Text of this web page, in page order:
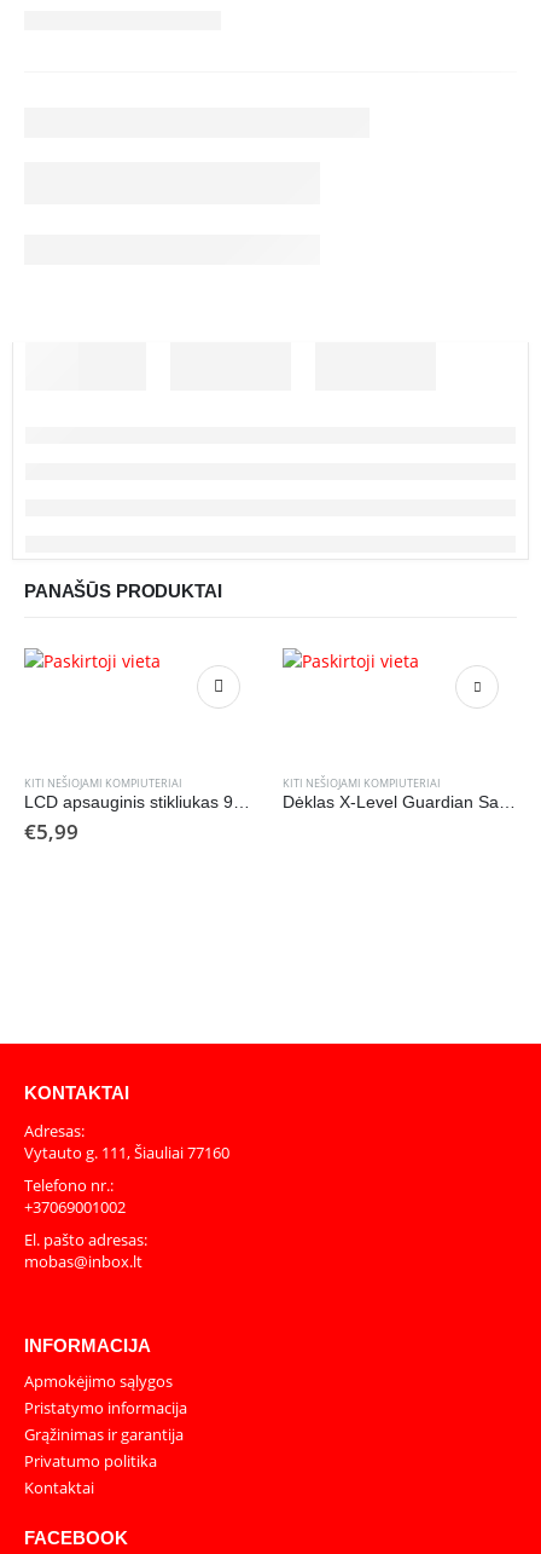
PANAŠŪS PRODUKTAI
KITI NEŠIOJAMI KOMPIUTERIAI
LCD apsauginis stikliukas 9H Samsung A536 A53 5G
€5,99
KITI NEŠIOJAMI KOMPIUTERIAI
Dėklas X-Level Guardian Samsung S928 S24 Ultra juodas
KONTAKTAI
Adresas:
Vytauto g. 111, Šiauliai 77160
Telefono nr.:
+37069001002
El. pašto adresas:
mobas@inbox.lt
INFORMACIJA
Apmokėjimo sąlygos
Pristatymo informacija
Grąžinimas ir garantija
Privatumo politika
Kontaktai
FACEBOOK